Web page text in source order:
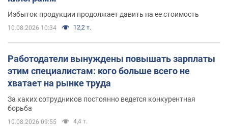
Избыток продукции продолжает давить на ее стоимость
10.08.2026 10:34 12,2 т.
Работодатели вынуждены повышать зарплаты
этим специалистам: кого больше всего не
хватает на рынке труда
За каких сотрудников постоянно ведется конкурентная
борьба
10.08.2026 09:55 4,4 т.